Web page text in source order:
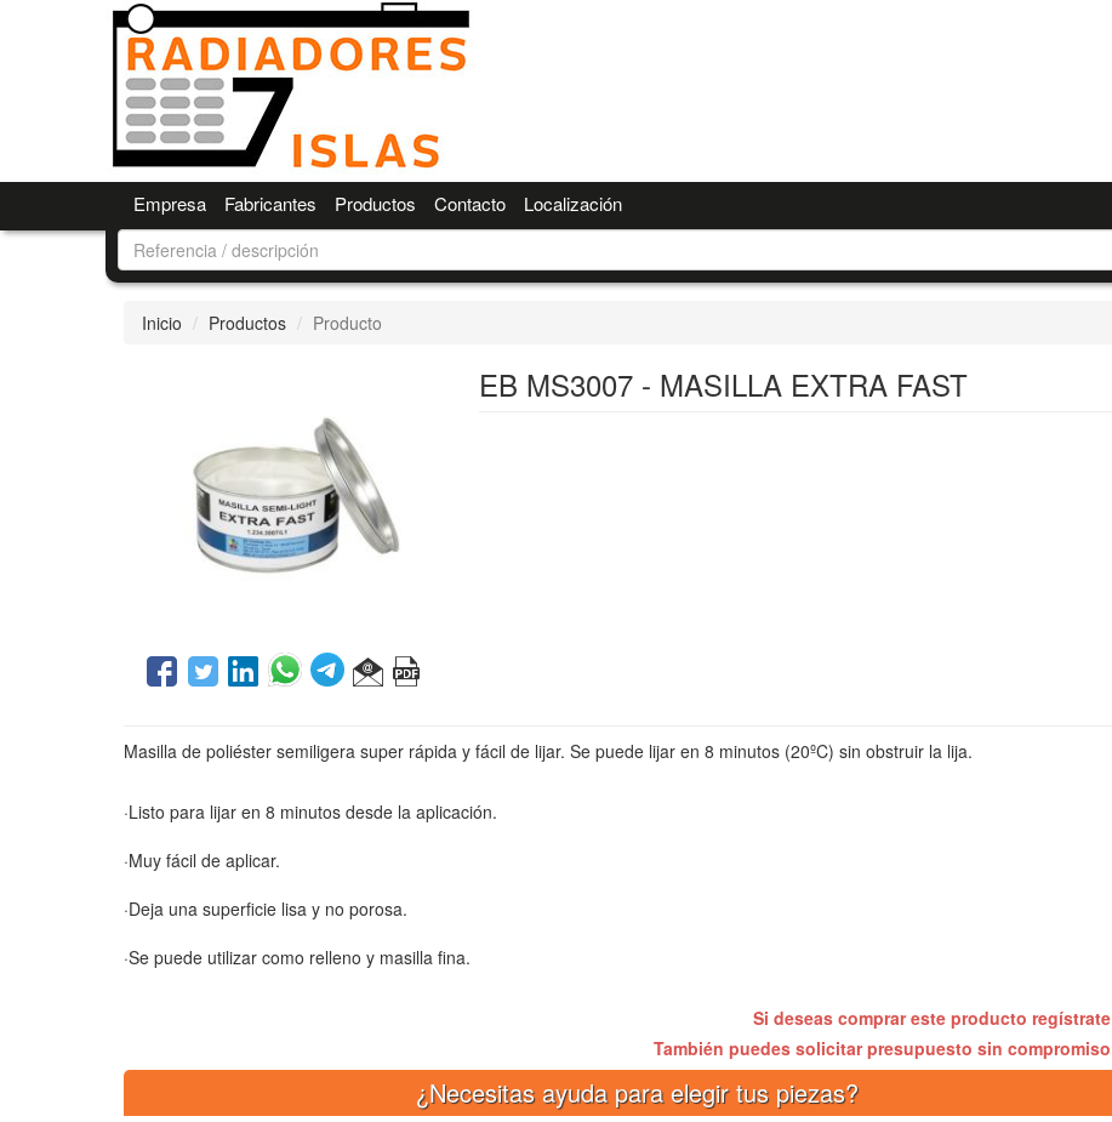
Empresa Fabricantes Productos Contacto Localización
Inicio Productos Producto
EB MS3007 - MASILLA EXTRA FAST
Masilla de poliéster semiligera super rápida y fácil de lijar. Se puede lijar en 8 minutos (20ºC) sin obstruir la lija.
·Listo para lijar en 8 minutos desde la aplicación.
·Muy fácil de aplicar.
·Deja una superficie lisa y no porosa.
·Se puede utilizar como relleno y masilla fina.
Si deseas comprar este producto regístrate
También puedes solicitar presupuesto sin compromiso
¿Necesitas ayuda para elegir tus piezas?